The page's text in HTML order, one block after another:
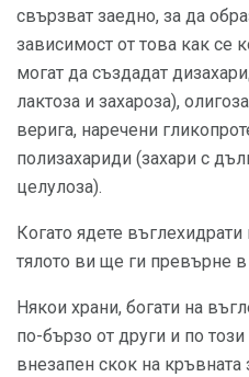
свързват заедно, за да
зависимост от това как се
могат да създадат
лактоза и захароза),
верига, наречени
полизахариди (захари с
целулоза).
Когато ядете
тялото ви ще ги превърне
Някои храни, богати на
по-бързо от други и по
внезапен скок на